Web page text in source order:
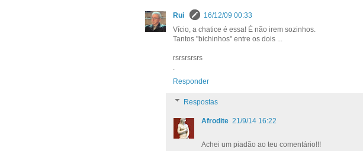
Rui
16/12/09 00:33
Vício, a chatice é essa! É não irem sozinhos.
Tantos "bichinhos" entre os dois ...
rsrsrsrsrs
Responder
Respostas
Afrodite 21/9/14 16:22
Achei um piadão ao teu comentário!!!